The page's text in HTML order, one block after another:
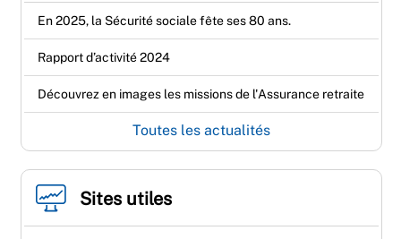
En 2025, la Sécurité sociale fête ses 80 ans.
Rapport d’activité 2024
Découvrez en images les missions de l'Assurance retraite
Toutes les actualités
Sites utiles